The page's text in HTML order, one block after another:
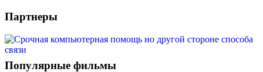
Партнеры
Популярные фильмы